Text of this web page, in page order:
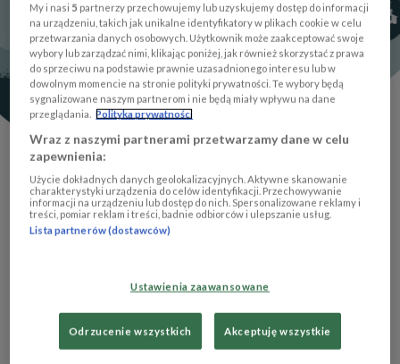
KUBACKI
więcej
My i nasi 5 partnerzy przechowujemy lub uzyskujemy dostęp do informacji
na urządzeniu, takich jak unikalne identyfikatory w plikach cookie w celu
przetwarzania danych osobowych. Użytkownik może zaakceptować swoje
wybory lub zarządzać nimi, klikając poniżej, jak również skorzystać z prawa
do sprzeciwu na podstawie prawnie uzasadnionego interesu lub w
dowolnym momencie na stronie polityki prywatności. Te wybory będą
sygnalizowane naszym partnerom i nie będą miały wpływu na dane
przeglądania. Polityka prywatności
Wraz z naszymi partnerami przetwarzamy dane w celu
zapewnienia:
Użycie dokładnych danych geolokalizacyjnych. Aktywne skanowanie
charakterystyki urządzenia do celów identyfikacji. Przechowywanie
informacji na urządzeniu lub dostęp do nich. Spersonalizowane reklamy i
treści, pomiar reklam i treści, badnie odbiorców i ulepszanie usług.
Lista partnerów (dostawców)
Ustawienia zaawansowane
Odrzucenie wszystkich Akceptuję wszystkie